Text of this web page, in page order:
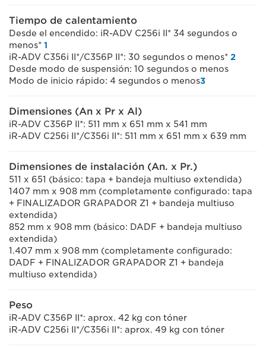
Tiempo de calentamiento
Desde el encendido: iR-ADV C256i II* 34 segundos o
menos* 1
iR-ADV C356i II*/C356P II*: 30 segundos o menos* 2
Desde modo de suspensión: 10 segundos o menos
Modo de inicio rápido: 4 segundos o menos3
Dimensiones (An x Pr x Al)
iR-ADV C356P II*: 511 mm x 651 mm x 541 mm
iR-ADV C256i II*/C356i II*: 511 mm x 651 mm x 639 mm
Dimensiones de instalación (An. x Pr.)
511 x 651 (básico: tapa + bandeja multiuso extendida)
1407 mm x 908 mm (completamente configurado: tapa
+ FINALIZADOR GRAPADOR Z1 + bandeja multiuso
extendida)
852 mm x 908 mm (básico: DADF + bandeja multiuso
extendida)
1.407 mm x 908 mm (completamente configurado:
DADF + FINALIZADOR GRAPADOR Z1 + bandeja
multiuso extendida)
Peso
iR-ADV C356P II*: aprox. 42 kg con tóner
iR-ADV C256i II*/C356i II*: aprox. 49 kg con tóner